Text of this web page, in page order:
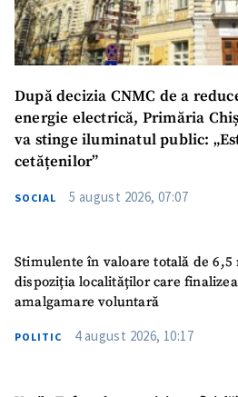
După decizia CNMC de a
energie electrică, Primăria
va stinge iluminatul public:
cetățenilor”
SOCIAL 5 august 2026, 07:07
Stimulente în valoare totală de
dispoziția localităților care
amalgamare voluntară
POLITIC 4 august 2026, 10:17